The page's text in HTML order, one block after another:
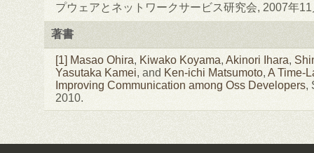
プウェアとネットワークサービス研究会, 2007年11
著書
[1] Masao Ohira, Kiwako Koyama, Akinori Ihara,
Yasutaka Kamei, and Ken-ichi Matsumoto, A Time-
Improving Communication among Oss Developers,
2010.